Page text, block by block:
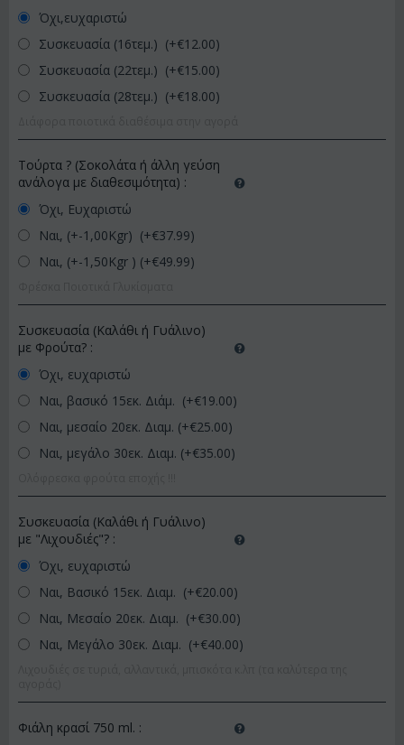
Όχι,ευχαριστώ
Συσκευασία (16τεμ.) (+€12.00)
Συσκευασία (22τεμ.) (+€15.00)
Συσκευασία (28τεμ.) (+€18.00)
Τούρτα ? (Σοκολάτα ή άλλη γεύση
ανάλογα με διαθεσιμότητα) :
Όχι, Ευχαριστώ
Ναι, (+-1,00Kgr) (+€37.99)
Ναι, (+-1,50Kgr ) (+€49.99)
Συσκευασία (Καλάθι ή Γυάλινο)
με Φρούτα? :
Όχι, ευχαριστώ
Ναι, βασικό 15εκ. Διάμ. (+€19.00)
Ναι, μεσαίο 20εκ. Διαμ. (+€25.00)
Ναι, μεγάλο 30εκ. Διαμ. (+€35.00)
Συσκευασία (Καλάθι ή Γυάλινο)
με "Λιχουδιές"? :
Όχι, ευχαριστώ
Ναι, Βασικό 15εκ. Διαμ. (+€20.00)
Ναι, Μεσαίο 20εκ. Διαμ. (+€30.00)
Ναι, Μεγάλο 30εκ. Διαμ. (+€40.00)
Φιάλη κρασί 750 ml. :